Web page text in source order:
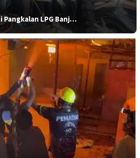
Pangkalan LPG Banj…